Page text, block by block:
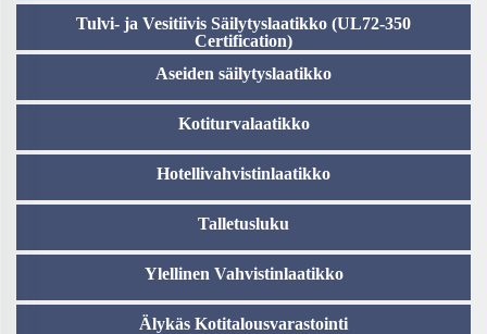
Tulvi- ja Vesitiivis Säilytyslaatikko (UL72-350
Certification)
Aseiden säilytyslaatikko
Kotiturvalaatikko
Hotellivahvistinlaatikko
Talletusluku
Ylellinen Vahvistinlaatikko
Älykäs Kotitalousvarastointi